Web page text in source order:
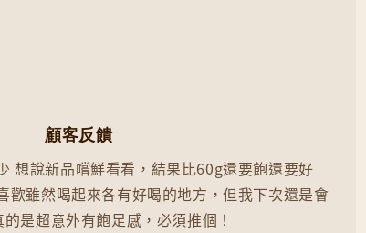
顧客反饋
想說新品嚐鮮看看，結果比60g還要飽還要好
歡雖然喝起來各有好喝的地方，但我下次還是會
是超意外有飽足感，必須推個！